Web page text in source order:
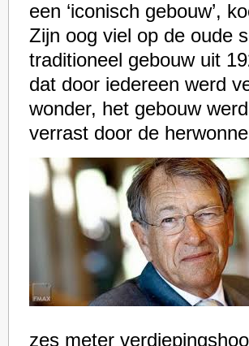
een ‘iconisch gebouw’,
Zijn oog viel op de oude
traditioneel gebouw uit
dat door iedereen werd
wonder, het gebouw
verrast door de
zes meter